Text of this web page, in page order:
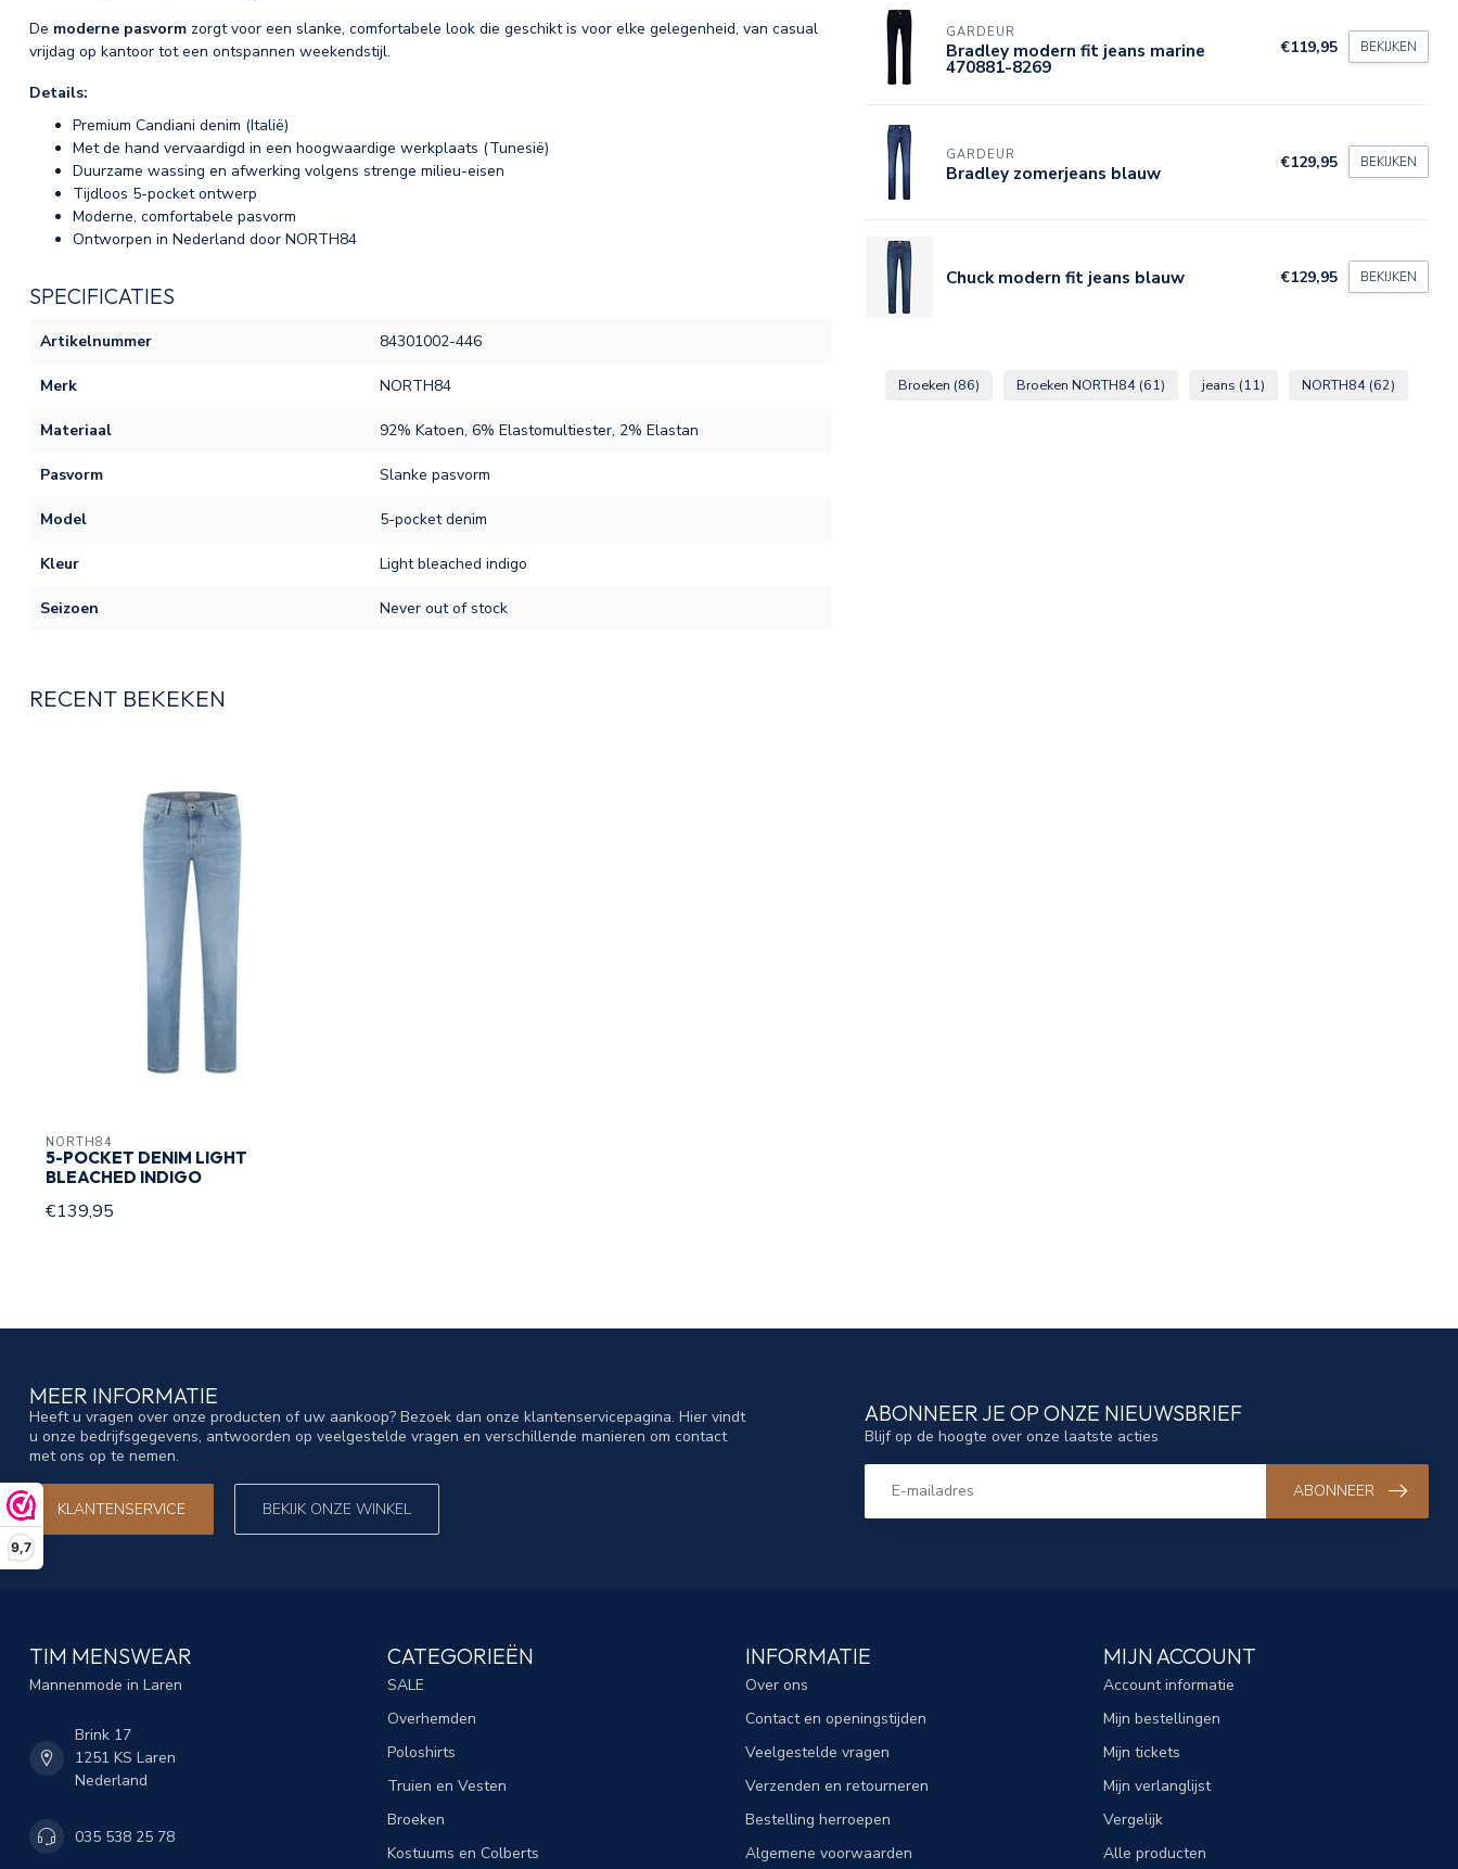
9,7
De moderne pasvorm zorgt voor een slanke, comfortabele look die geschikt is voor elke gelegenheid, van casual
vrijdag op kantoor tot een ontspannen weekendstijl.
Details:
Premium Candiani denim (Italië)
Met de hand vervaardigd in een hoogwaardige werkplaats (Tunesië)
Duurzame wassing en afwerking volgens strenge milieu-eisen
Tijdloos 5-pocket ontwerp
Moderne, comfortabele pasvorm
Ontworpen in Nederland door NORTH84
SPECIFICATIES
Artikelnummer 84301002-446
Merk NORTH84
Materiaal 92% Katoen, 6% Elastomultiester, 2% Elastan
Pasvorm Slanke pasvorm
Model 5-pocket denim
Kleur Light bleached indigo
Seizoen Never out of stock
GARDEUR
Bradley modern fit jeans marine
470881-8269
€119,95 BEKIJKEN
GARDEUR
Bradley zomerjeans blauw €129,95 BEKIJKEN
Chuck modern fit jeans blauw €129,95 BEKIJKEN
Broeken (86) Broeken NORTH84 (61) jeans (11) NORTH84 (62)
RECENT BEKEKEN
NORTH84
5-POCKET DENIM LIGHT
BLEACHED INDIGO
€139,95
MEER INFORMATIE
Heeft u vragen over onze producten of uw aankoop? Bezoek dan onze klantenservicepagina. Hier vindt
u onze bedrijfsgegevens, antwoorden op veelgestelde vragen en verschillende manieren om contact
met ons op te nemen.
KLANTENSERVICE BEKIJK ONZE WINKEL
ABONNEER JE OP ONZE NIEUWSBRIEF
Blijf op de hoogte over onze laatste acties
ABONNEER
TIM MENSWEAR
Mannenmode in Laren
Brink 17
1251 KS Laren
Nederland
035 538 25 78
CATEGORIEËN
SALE
Overhemden
Poloshirts
Truien en Vesten
Broeken
Kostuums en Colberts
INFORMATIE
Over ons
Contact en openingstijden
Veelgestelde vragen
Verzenden en retourneren
Bestelling herroepen
Algemene voorwaarden
MIJN ACCOUNT
Account informatie
Mijn bestellingen
Mijn tickets
Mijn verlanglijst
Vergelijk
Alle producten